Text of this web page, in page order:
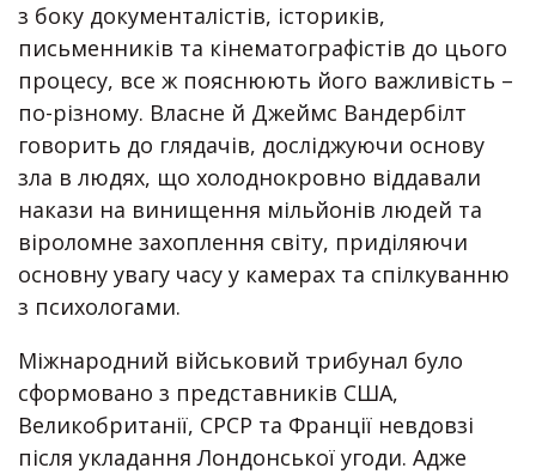
з боку документалістів, істориків,
письменників та кінематографістів до цього
процесу, все ж пояснюють його важливість –
по-різному. Власне й Джеймс Вандербілт
говорить до глядачів, досліджуючи основу
зла в людях, що холоднокровно віддавали
накази на винищення мільйонів людей та
віроломне захоплення світу, приділяючи
основну увагу часу у камерах та спілкуванню
з психологами.
Міжнародний військовий трибунал було
сформовано з представників США,
Великобританії, СРСР та Франції невдовзі
після укладання Лондонської угоди. Адже